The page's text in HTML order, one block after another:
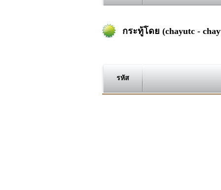
กระทู้โดย (chayutc -
รหัส